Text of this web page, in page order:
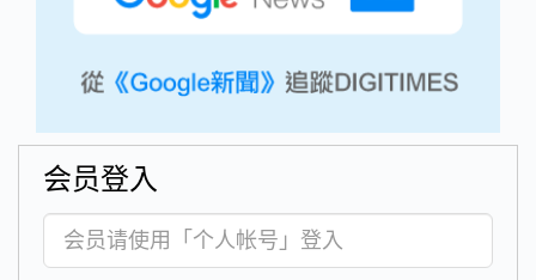
会员登入